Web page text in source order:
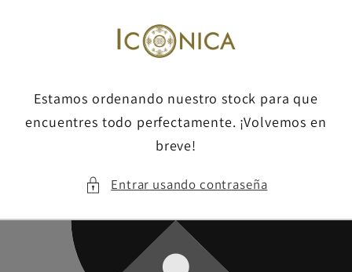
Estamos ordenando nuestro stock para que
encuentres todo perfectamente. ¡Volvemos en
breve!
Entrar usando contraseña